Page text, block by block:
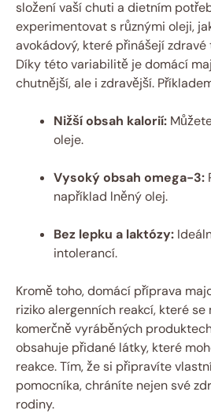
složení vaší chuti a dietním
experimentovat s různými oleji,
avokádový, které přinášejí
Díky této variabilitě je domácí
chutnější, ale i zdravější.
Nižší obsah kalorií:
oleje.
Vysoký obsah omega-3:
například lněný olej.
Bez lepku a laktózy:
intolerancí.
Kromě toho, domácí příprava
riziko alergenních reakcí, které
komerčně vyráběných
obsahuje přidané látky, které
reakce. Tím, že si připravíte
pomocníka, chráníte nejen své
rodiny.